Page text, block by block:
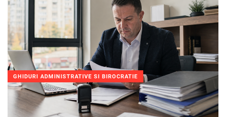
GHIDURI ADMINISTRATIVE SI BIROCRATIE